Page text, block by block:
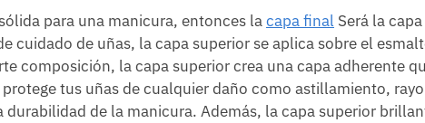
para una manicura, entonces lacapa final Será la
cuidado de uñas, la capa superior se aplica sobre el
composición, la capa superior crea una capa adherente
tus uñas de cualquier daño como astillamiento,
de la manicura. Además, la capa superior